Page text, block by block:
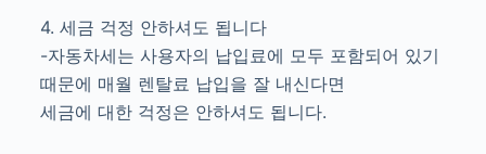
4. 세금 걱정 안하셔도 됩니다
-자동차세는 사용자의 납입료에 모두 포함되어 있기
때문에 매월 렌탈료 납입을 잘 내신다면
세금에 대한 걱정은 안하셔도 됩니다.